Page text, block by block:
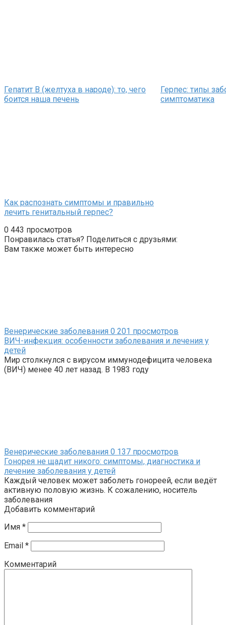
Гепатит В (желтуха в народе): то, чего
боится наша печень
Герпес: типы
симптоматика
Как распознать симптомы и правильно
лечить генитальный герпес?
0 443 просмотров
Понравилась статья? Поделиться с друзьями:
Вам также может быть интересно
Венерические заболевания 0 201 просмотров
ВИЧ-инфекция: особенности заболевания и лечения у
детей
Мир столкнулся с вирусом иммунодефицита человека
(ВИЧ) менее 40 лет назад. В 1983 году
Венерические заболевания 0 137 просмотров
Гонорея не щадит никого: симптомы, диагностика и
лечение заболевания у детей
Каждый человек может заболеть гонореей, если ведёт
активную половую жизнь. К сожалению, носитель
заболевания
Добавить комментарий
Имя *
Email *
Комментарий